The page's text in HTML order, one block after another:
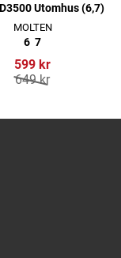
Utomhus (6,7)
MOLTEN
6 7
599 kr
649 kr